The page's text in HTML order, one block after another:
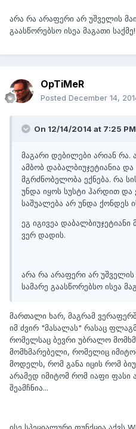
არა რა არაფერი არ უშველის
გაასწორებსო ისეა მაგათი საქმე!
OpTiMeR
Posted December 14,
On 12/14/2014 at 7:25
მაგარი დებილები არიან რა.
ამბობ დაბალბიუჯეტიანია
მგრძნობელობა ექნება. რა
უნდა იყოს სუსტი ჰარდით
საშუალება არ უნდა ქონდეს
ეგ იგივეა დაბალბიუჯეტიანი
ვერ დადის.
არა რა არაფერი არ უშველის
სამარე გაასწორებსო ისეა
მართალი ხარ, მაგრამ
იმ ძვირ "მასალას" რასაც
რომელსაც ბევრი უბრალო
მომხმარებელი, რომელიც
მოდელს, რომ განა იცის რომ
არამედ იმიტომ რომ იაფი ფასი
შეამჩნია...